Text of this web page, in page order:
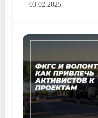
03.02.2025